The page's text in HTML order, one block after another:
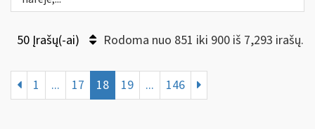
50 Įrašų(-ai) Rodoma nuo 851 iki 900 iš 7,293 irašų.
1 ... 17 18 19 ... 146